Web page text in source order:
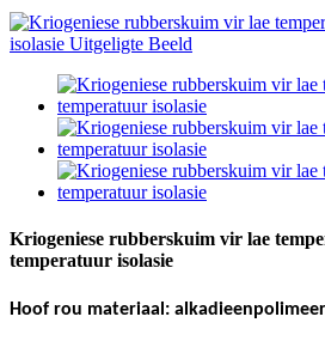
Kriogeniese rubberskuim vir lae
temperatuur isolasie
Hoof rou materiaal :